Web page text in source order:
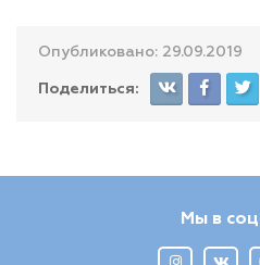
Опубликовано: 29.09.2019
Поделиться:
Мы в